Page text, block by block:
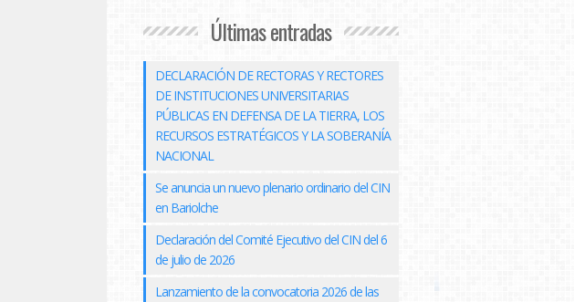
Últimas entradas
DECLARACIÓN DE RECTORAS Y RECTORES
DE INSTITUCIONES UNIVERSITARIAS
PÚBLICAS EN DEFENSA DE LA TIERRA, LOS
RECURSOS ESTRATÉGICOS Y LA SOBERANÍA
NACIONAL
Se anuncia un nuevo plenario ordinario del CIN
en Bariolche
Declaración del Comité Ejecutivo del CIN del 6
de julio de 2026
Lanzamiento de la convocatoria 2026 de las